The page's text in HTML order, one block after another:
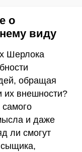
о
виду
Шерлока
обращая
их внешности?
и даже
ли смогут
сыщика,